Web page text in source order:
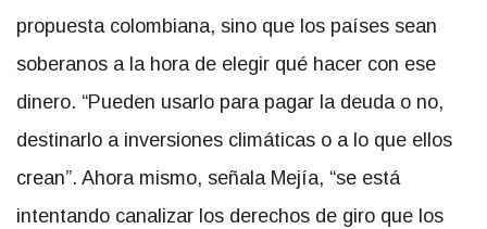
propuesta colombiana, sino que los países sean
soberanos a la hora de elegir qué hacer con ese
dinero. “Pueden usarlo para pagar la deuda o no,
destinarlo a inversiones climáticas o a lo que ellos
crean”. Ahora mismo, señala Mejía, “se está
intentando canalizar los derechos de giro que los